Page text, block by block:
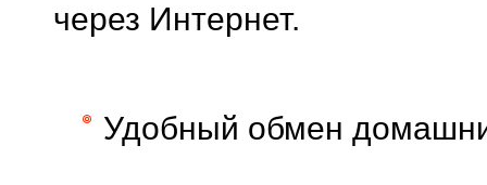
через Интернет.
Удобный обмен